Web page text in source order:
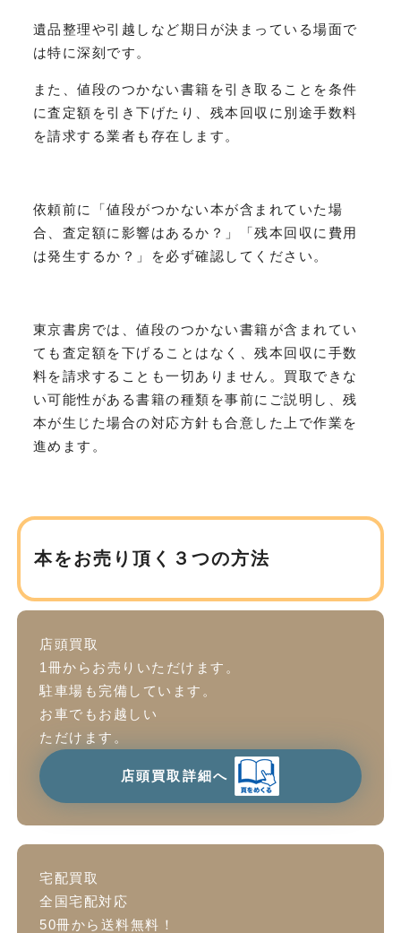
遺品整理や引越しなど期日が決まっている場面で
は特に深刻です。
また、値段のつかない書籍を引き取ることを条件
に査定額を引き下げたり、残本回収に別途手数料
を請求する業者も存在します。
依頼前に「値段がつかない本が含まれていた場
合、査定額に影響はあるか？」「残本回収に費用
は発生するか？」を必ず確認してください。
東京書房では、値段のつかない書籍が含まれてい
ても査定額を下げることはなく、残本回収に手数
料を請求することも一切ありません。買取できな
い可能性がある書籍の種類を事前にご説明し、残
本が生じた場合の対応方針も合意した上で作業を
進めます。
本をお売り頂く３つの方法
店頭買取
1冊からお売りいただけます。
駐車場も完備しています。
お車でもお越しい
ただけます。
店頭買取詳細へ
宅配買取
全国宅配対応
50冊から送料無料！